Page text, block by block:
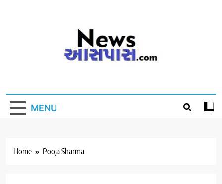
MENU
Home Pooja Sharma